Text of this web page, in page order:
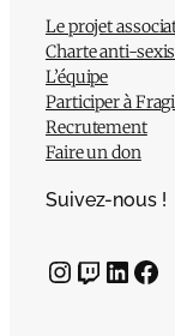
Le projet
Charte anti-
L’équipe
Participer à
Recrutement
Faire un don
Suivez-nous !
InstagramTwitch LinkedIn Facebook